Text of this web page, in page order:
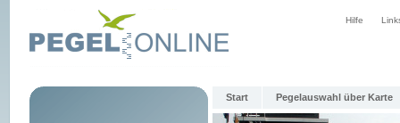
Hilfe
Start Pegelauswahl über Karte